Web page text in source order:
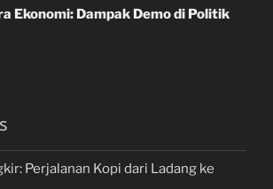
Ekonomi: Dampak Demo di Politik
Perjalanan Kopi dari Ladang ke